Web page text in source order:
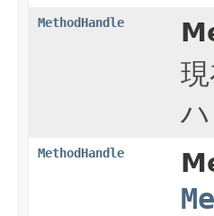
MethodHandle
MethodHandle